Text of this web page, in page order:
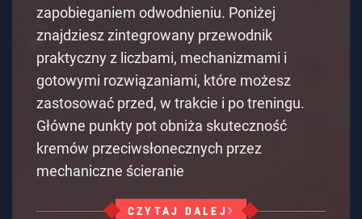
zapobieganiem odwodnieniu. Poniżej
znajdziesz zintegrowany przewodnik
praktyczny z liczbami, mechanizmami i
gotowymi rozwiązaniami, które możesz
zastosować przed, w trakcie i po treningu.
Główne punkty pot obniża skuteczność
kremów przeciwsłonecznych przez
mechaniczne ścieranie
CZYTAJ DALEJ